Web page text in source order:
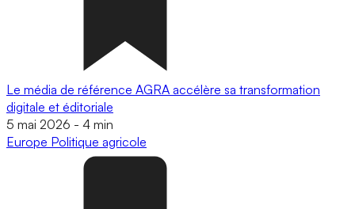
Le média de référence AGRA accélère sa transformation
digitale et éditoriale
5 mai 2026 - 4 min
Europe Politique agricole